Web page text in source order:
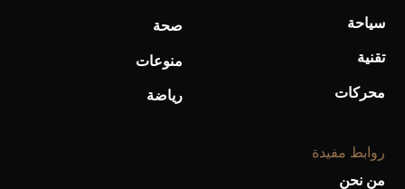
سياحة
تقنية
محركات
صحة
منوعات
رياضة
روابط مفيدة
من نحن